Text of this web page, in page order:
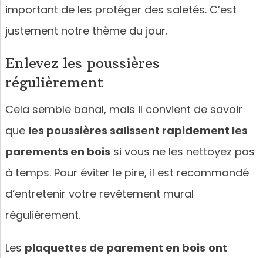
important de les protéger des saletés. C’est
justement notre thème du jour.
Enlevez les poussières
régulièrement
Cela semble banal, mais il convient de savoir
que les poussières salissent rapidement les
parements en bois si vous ne les nettoyez pas
à temps. Pour éviter le pire, il est recommandé
d’entretenir votre revêtement mural
régulièrement.
Les plaquettes de parement en bois ont